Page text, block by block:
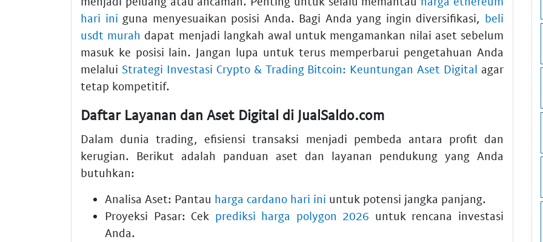
hari ini guna menyesuaikan posisi Anda. Bagi Anda yang ingin diversifikasi, beli
usdt murah dapat menjadi langkah awal untuk mengamankan nilai aset sebelum
masuk ke posisi lain. Jangan lupa untuk terus memperbarui pengetahuan Anda
melalui Strategi Investasi Crypto & Trading Bitcoin: Keuntungan Aset Digital agar
tetap kompetitif.
Daftar Layanan dan Aset Digital di JualSaldo.com
Dalam dunia trading, efisiensi transaksi menjadi pembeda antara profit dan
kerugian. Berikut adalah panduan aset dan layanan pendukung yang Anda
butuhkan:
Analisa Aset: Pantau harga cardano hari ini untuk potensi jangka panjang.
Proyeksi Pasar: Cek prediksi harga polygon 2026 untuk rencana investasi
Anda.